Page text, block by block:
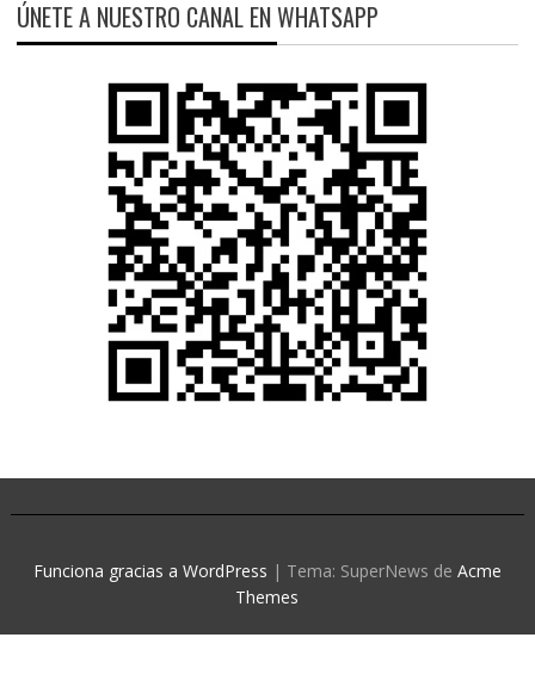
ÚNETE A NUESTRO CANAL EN WHATSAPP
Funciona gracias a WordPress | Tema: SuperNews de Acme
Themes